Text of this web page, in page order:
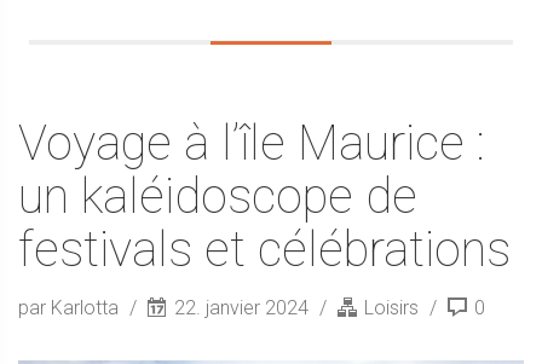
Voyage à l’île Maurice :
un kaléidoscope de
festivals et célébrations
par Karlotta 22. janvier 2024 Loisirs 0